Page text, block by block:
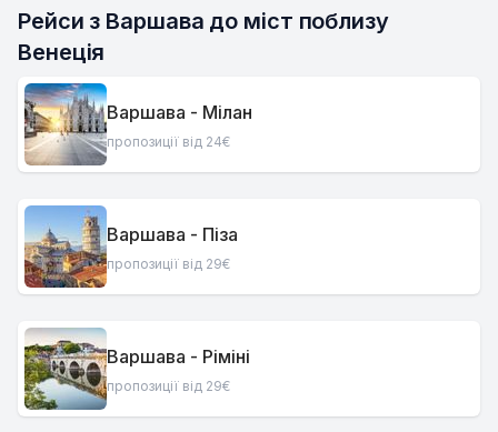
Рейси з Варшава до міст поблизу
Венеція
Варшава - Мілан
пропозиції від 24€
Варшава - Піза
пропозиції від 29€
Варшава - Ріміні
пропозиції від 29€